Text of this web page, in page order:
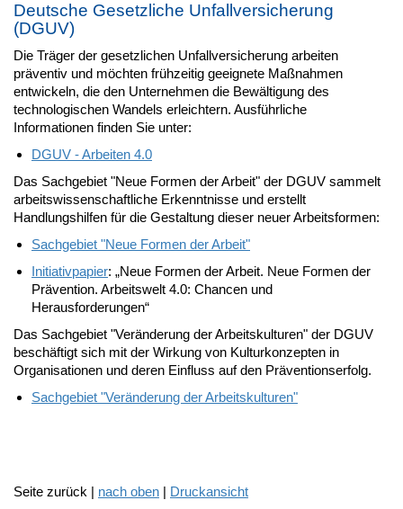
Deutsche Gesetzliche Unfallversicherung
(DGUV)
Die Träger der gesetzlichen Unfallversicherung arbeiten
präventiv und möchten frühzeitig geeignete Maßnahmen
entwickeln, die den Unternehmen die Bewältigung des
technologischen Wandels erleichtern. Ausführliche
Informationen finden Sie unter:
DGUV - Arbeiten 4.0
Das Sachgebiet "Neue Formen der Arbeit" der DGUV sammelt
arbeitswissenschaftliche Erkenntnisse und erstellt
Handlungshilfen für die Gestaltung dieser neuer Arbeitsformen:
Sachgebiet "Neue Formen der Arbeit"
Initiativpapier: „Neue Formen der Arbeit. Neue Formen der
Prävention. Arbeitswelt 4.0: Chancen und
Herausforderungen“
Das Sachgebiet "Veränderung der Arbeitskulturen" der DGUV
beschäftigt sich mit der Wirkung von Kulturkonzepten in
Organisationen und deren Einfluss auf den Präventionserfolg.
Sachgebiet "Veränderung der Arbeitskulturen"
Seite zurück | nach oben | Druckansicht